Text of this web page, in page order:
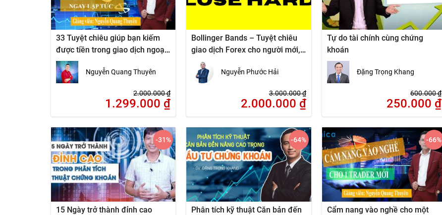
33 Tuyệt chiêu giúp bạn kiếm
được tiền trong giao dịch ngoại
hối ngay lập tức
Nguyễn Quang Thuyên
2.000.000₫
1.299.000 ₫
Bollinger Bands – Tuyệt chiêu
giao dịch Forex cho người mới,
người củ chưa kiếm được tiền
từ Market.Nguyễn Phước Hải
3.000.000₫
2.000.000 ₫
Tự do tài chính cùng chứng
khoán
Đặng Trọng Khang
600.000₫
250.000 ₫
15 Ngày trở thành đỉnh cao
-31%
Phân tích kỹ thuật Căn bản đến
-64%
Cẩm nang vào nghề cho một
-66%